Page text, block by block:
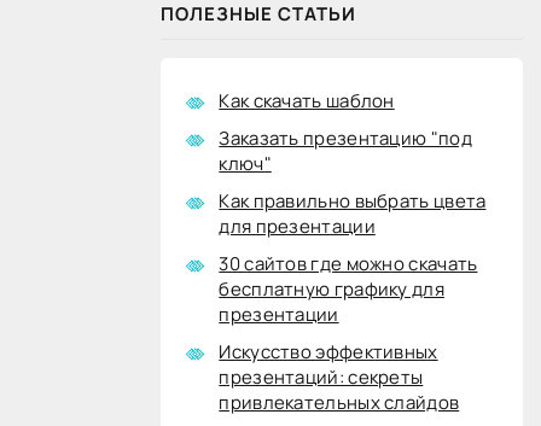
ПОЛЕЗНЫЕ СТАТЬИ
Как скачать шаблон
Заказать презентацию "под
ключ"
Как правильно выбрать цвета
для презентации
30 сайтов где можно скачать
бесплатную графику для
презентации
Искусство эффективных
презентаций: секреты
привлекательных слайдов